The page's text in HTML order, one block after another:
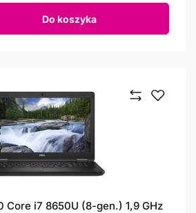
Do koszyka
Core i7 8650U (8-gen.) 1,9 GHz